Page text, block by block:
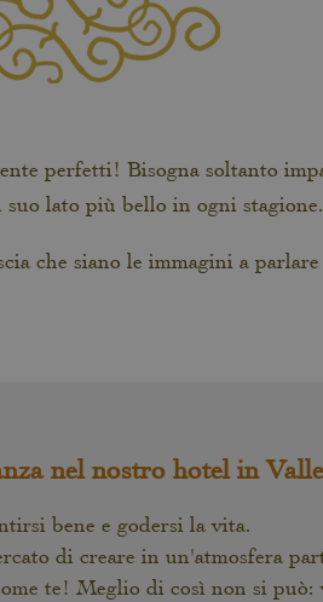
perfetti! Bisogna soltanto
lato più bello in ogni stagione.
che siano le immagini a parlare
nel nostro hotel in
bene e godersi la vita.
di creare in un'atmosfera
te! Meglio di così non si